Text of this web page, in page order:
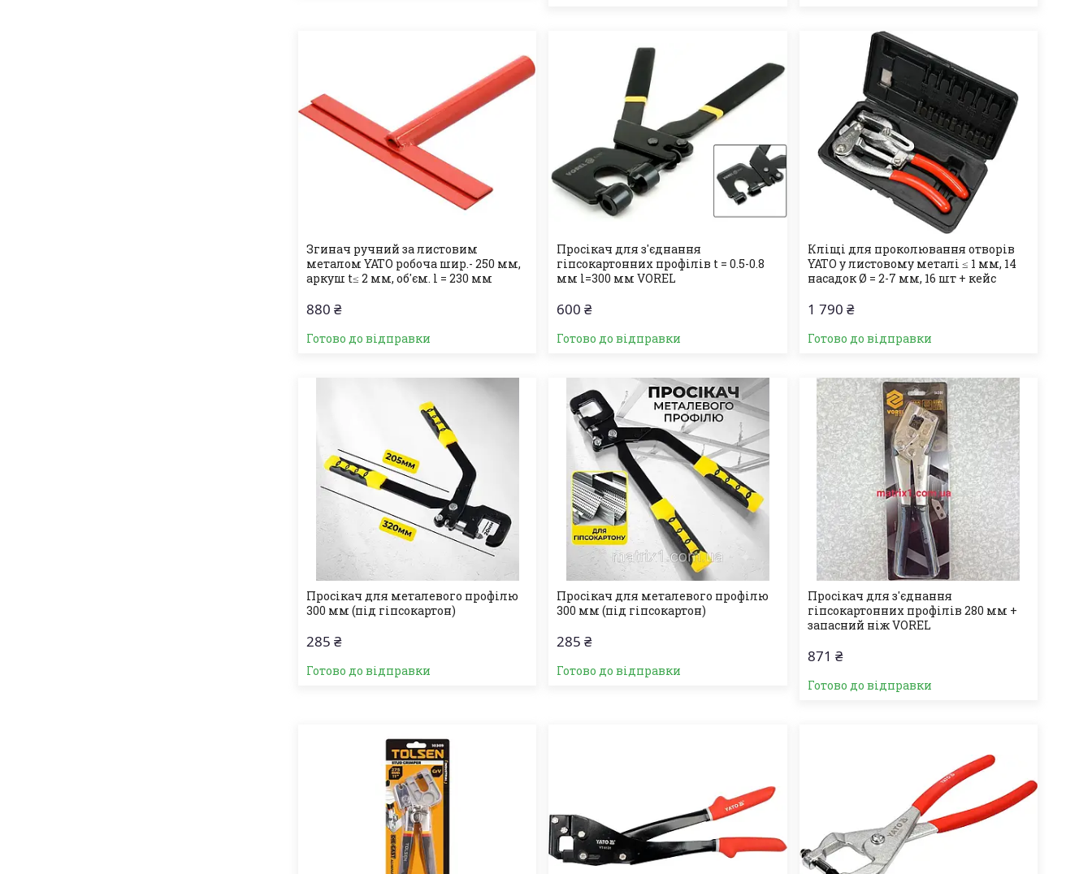
Згинач ручний за листовим
металом YATO робоча шир.- 250 мм,
аркуш t≤ 2 мм, об'єм. l = 230 мм
880 ₴
Готово до відправки
Просікач для з'єднання
гіпсокартонних профілів t = 0.5-0.8
мм l=300 мм VOREL
600 ₴
Готово до відправки
Кліщі для проколювання отворів
YATO у листовому металі ≤ 1 мм, 14
насадок Ø = 2-7 мм, 16 шт + кейс
1 790 ₴
Готово до відправки
Просікач для металевого профілю
300 мм (під гіпсокартон)
285 ₴
Готово до відправки
Просікач для металевого профілю
300 мм (під гіпсокартон)
285 ₴
Готово до відправки
Просікач для з'єднання
гіпсокартонних профілів 280 мм +
запасний ніж VOREL
871 ₴
Готово до відправки